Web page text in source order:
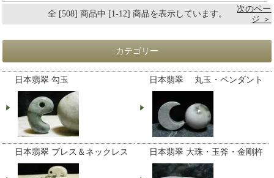
全 [508] 商品中 [1-12] 商品を表示しています。
次のペー
ジ ＞
カテゴリー
日本翡翠 勾玉 日本翡翠 丸玉・ペンダント
日本翡翠 ブレス＆ネックレス 日本翡翠 大珠・玉斧・金剛杵